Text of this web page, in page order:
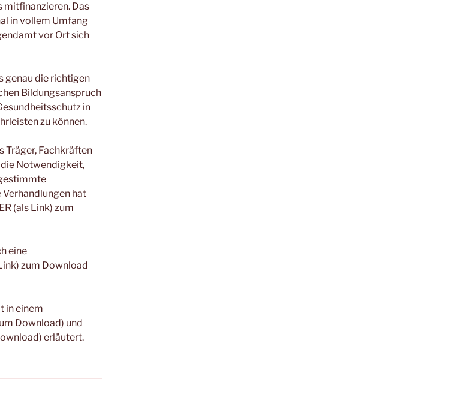
mitfinanzieren. Das
in vollem Umfang
vor Ort sich
genau die richtigen
Bildungsanspruch
in
zu können.
Träger, Fachkräften
Notwendigkeit,
Verhandlungen hat
(als Link) zum
eine
zum Download
in einem
Download) und
erläutert.